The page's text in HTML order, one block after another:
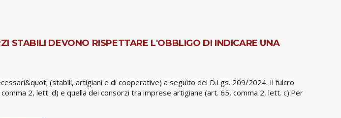
STABILI DEVONO RISPETTARE L'OBBLIGO DI INDICARE UNA
(stabili, artigiani e di cooperative) a seguito del D.Lgs. 209/2024. Il fulcro
2, lett. d) e quella dei consorzi tra imprese artigiane (art. 65, comma 2, lett. c).Per